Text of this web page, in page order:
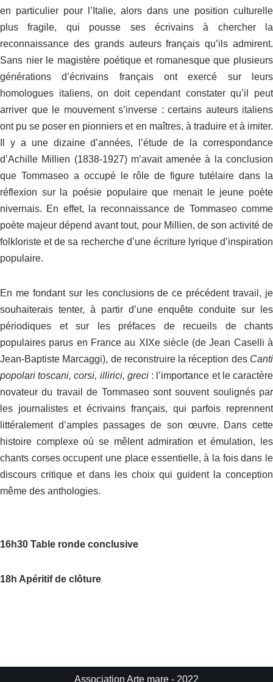
en particulier pour l’Italie, alors dans une position culturelle
plus fragile, qui pousse ses écrivains à chercher la
reconnaissance des grands auteurs français qu’ils admirent.
Sans nier le magistère poétique et romanesque que plusieurs
générations d’écrivains français ont exercé sur leurs
homologues italiens, on doit cependant constater qu’il peut
arriver que le mouvement s’inverse : certains auteurs italiens
ont pu se poser en pionniers et en maîtres, à traduire et à imiter.
Il y a une dizaine d’années, l’étude de la correspondance
d’Achille Millien (1838-1927) m’avait amenée à la conclusion
que Tommaseo a occupé le rôle de figure tutélaire dans la
réflexion sur la poésie populaire que menait le jeune poète
nivernais. En effet, la reconnaissance de Tommaseo comme
poète majeur dépend avant tout, pour Millien, de son activité de
folkloriste et de sa recherche d’une écriture lyrique d’inspiration
populaire.
En me fondant sur les conclusions de ce précédent travail, je
souhaiterais tenter, à partir d’une enquête conduite sur les
périodiques et sur les préfaces de recueils de chants
populaires parus en France au XIXesiècle (de Jean Caselli à
Jean-Baptiste Marcaggi), de reconstruire la réception desCanti
popolari toscani, corsi, illirici, greci : l’importance et le caractère
novateur du travail de Tommaseo sont souvent soulignés par
les journalistes et écrivains français, qui parfois reprennent
littéralement d’amples passages de son œuvre. Dans cette
histoire complexe où se mêlent admiration et émulation, les
chants corses occupent une place essentielle, à la fois dans le
discours critique et dans les choix qui guident la conception
même des anthologies.
16h30 Table ronde conclusive
18h Apéritif de clôture
Association Arte mare - 2022